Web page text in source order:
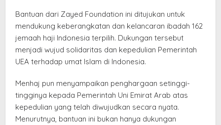
Bantuan dari Zayed Foundation ini ditujukan untuk
mendukung keberangkatan dan kelancaran ibadah 162
jemaah haji Indonesia terpilih. Dukungan tersebut
menjadi wujud solidaritas dan kepedulian Pemerintah
UEA terhadap umat Islam di Indonesia.
Menhaj pun menyampaikan penghargaan setinggi-
tingginya kepada Pemerintah Uni Emirat Arab atas
kepedulian yang telah diwujudkan secara nyata.
Menurutnya, bantuan ini bukan hanya dukungan